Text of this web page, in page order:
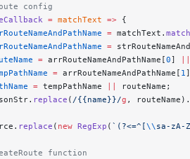
config
= matchText => {
= matchText. match
=
= arrRouteNameAndPathName[0]
||
= arrRouteNameAndPathName[ 1
= tempPathName ||
routeName;
replace ( /{{name}}/g , routeName).
replace ( new RegExp ( `(?<=^[\\ sa-zA-Z
function